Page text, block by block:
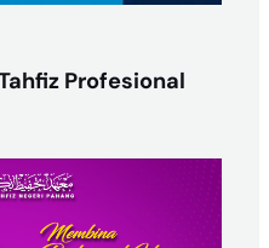
Profesional